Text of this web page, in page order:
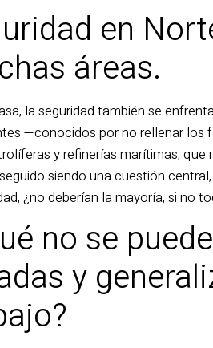
en
áreas.
la seguridad también se
—conocidos por no rellenar
y refinerías marítimas,
siendo una cuestión
¿no deberían la mayoría, si no
no se
y